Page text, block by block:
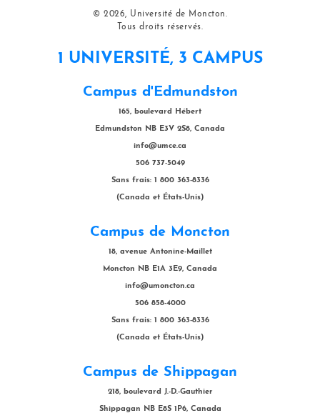
© 2026, Université de Moncton.
Tous droits réservés.
1 UNIVERSITÉ, 3 CAMPUS
Campus d'Edmundston
165, boulevard Hébert
Edmundston NB E3V 2S8, Canada
info@umce.ca
506 737-5049
Sans frais: 1 800 363-8336
(Canada et États-Unis)
Campus de Moncton
18, avenue Antonine-Maillet
Moncton NB E1A 3E9, Canada
info@umoncton.ca
506 858-4000
Sans frais: 1 800 363-8336
(Canada et États-Unis)
Campus de Shippagan
218, boulevard J.-D.-Gauthier
Shippagan NB E8S 1P6, Canada